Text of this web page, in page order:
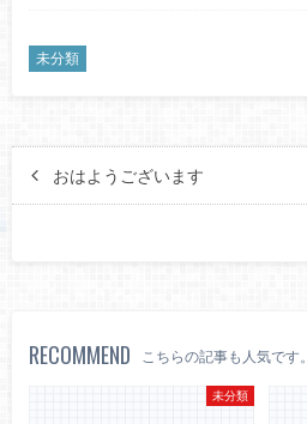
未分類
おはようございます
RECOMMEND こちらの記事も人気です。
未分類